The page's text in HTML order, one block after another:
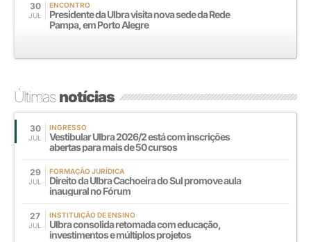
30
JUL
ENCONTRO
Presidente da Ulbra visita nova sede da Rede
Pampa, em Porto Alegre
Últimasnotícias
30
JUL
INGRESSO
Vestibular Ulbra 2026/2 está com inscrições
abertas para mais de 50 cursos
29
JUL
FORMAÇÃO JURÍDICA
Direito da Ulbra Cachoeira do Sul promove aula
inaugural no Fórum
27
JUL
INSTITUIÇÃO DE ENSINO
Ulbra consolida retomada com educação,
investimentos e múltiplos projetos